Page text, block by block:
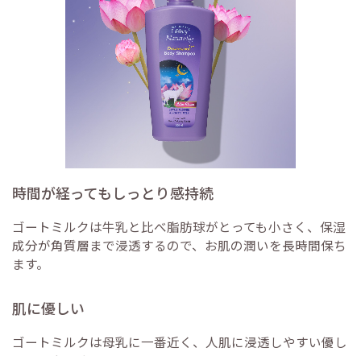
時間が経ってもしっとり感持続
ゴートミルクは牛乳と比べ脂肪球がとっても小さく、保湿
成分が角質層まで浸透するので、お肌の潤いを長時間保ち
ます。
肌に優しい
ゴートミルクは母乳に一番近く、人肌に浸透しやすい優し